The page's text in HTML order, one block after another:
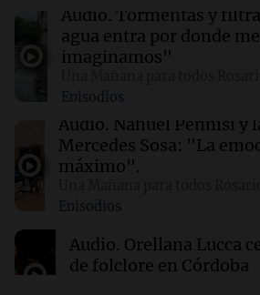
02:03 Tecnología
Airbnb acelera el
gracias a la inteligencia
búsqueda
01:49 Mundo
El Pentágono solicita a la
un aumento en la
01:31 Ciencia
Reducir alimentos dulces no
antojos ni mejora la salud,
Audio. Tormentas y
agua entra por donde
imaginamos"
Episodios
Audio. Nahuel Pennisi y
Mercedes Sosa: "La
máximo".
Episodios
Audio. Orellana Lucca
de folclore en Córdoba